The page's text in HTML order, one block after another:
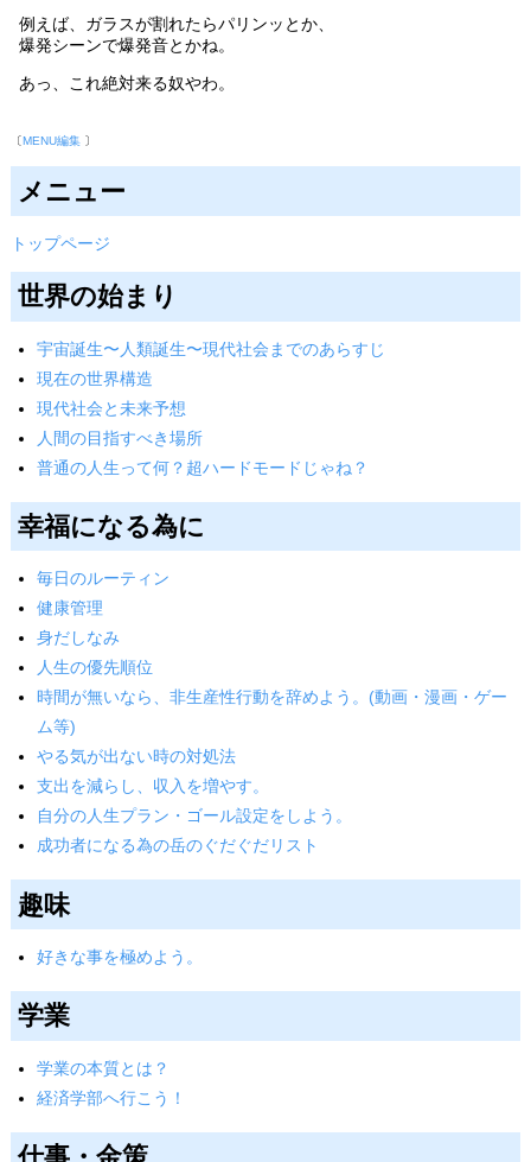
例えば、ガラスが割れたらパリンッとか、
爆発シーンで爆発音とかね。
あっ、これ絶対来る奴やわ。
〔MENU編集〕
メニュー
トップページ
世界の始まり
宇宙誕生〜人類誕生〜現代社会までのあらすじ
現在の世界構造
現代社会と未来予想
人間の目指すべき場所
普通の人生って何？超ハードモードじゃね？
幸福になる為に
毎日のルーティン
健康管理
身だしなみ
人生の優先順位
時間が無いなら、非生産性行動を辞めよう。(動画・漫画・ゲー
ム等)
やる気が出ない時の対処法
支出を減らし、収入を増やす。
自分の人生プラン・ゴール設定をしよう。
成功者になる為の岳のぐだぐだリスト
趣味
好きな事を極めよう。
学業
学業の本質とは？
経済学部へ行こう！